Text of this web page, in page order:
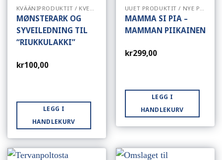
KVÄÄNIPRODUKTIT / KVENSKE PRODUKTER
MØNSTERARK OG
SYVEILEDNING TIL
“RIUKKULAKKI”
kr100,00
LEGG I
HANDLEKURV
UUET PRODUKTIT / NYE PRODUKTER
MAMMA SI PIA –
MAMMAN PIIKAINEN
kr299,00
LEGG I
HANDLEKURV